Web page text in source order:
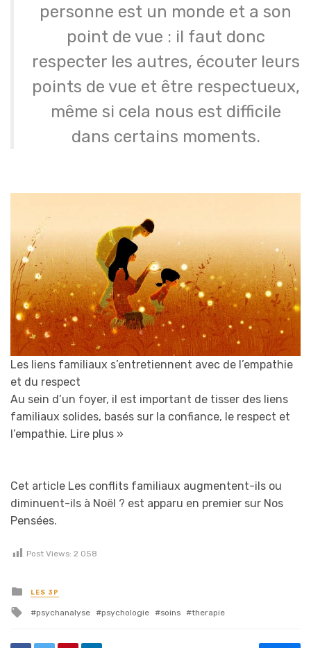
personne est un monde et a son
point de vue : il faut donc
respecter les autres, écouter leurs
points de vue et être respectueux,
même si cela nous est difficile
dans certains moments.
Les liens familiaux s’entretiennent avec de l’empathie
et du respect
Au sein d’un foyer, il est important de tisser des liens
familiaux solides, basés sur la confiance, le respect et
l’empathie. Lire plus »
Cet article Les conflits familiaux augmentent-ils ou
diminuent-ils à Noël ? est apparu en premier sur Nos
Pensées.
Post Views: 2 058
Posted in
LES 3P
Tagged with
psychanalyse psychologie soins therapie